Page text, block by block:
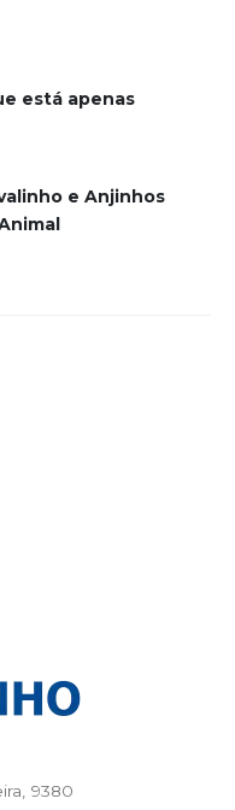
está apenas
e Anjinhos
9380